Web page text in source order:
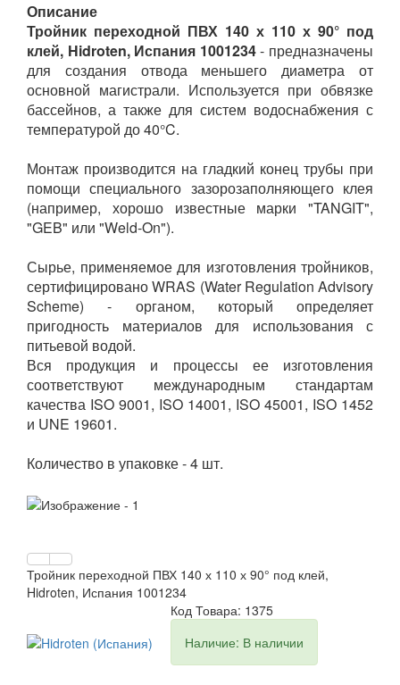
Описание
Тройник переходной ПВХ 140 х 110 х 90° под
клей, Hidroten, Испания 1001234- предназначены
для создания отвода меньшего диаметра от
основной магистрали. Используется при обвязке
бассейнов, а также для систем водоснабжения с
температурой до 40°C.
Монтаж производится на гладкий конец трубы при
помощи специального зазорозаполняющего клея
(например, хорошо известные марки "TANGIT",
"GEB" или "Weld-On").
Сырье, применяемое для изготовления тройников,
сертифицировано WRAS (Water Regulation Advisory
Scheme) - органом, который определяет
пригодность материалов для использования с
питьевой водой.
Вся продукция и процессы ее изготовления
соответствуют международным стандартам
качества ISO 9001, ISO 14001, ISO 45001, ISO 1452
и UNE 19601.
Количество в упаковке - 4 шт.
Тройник переходной ПВХ 140 х 110 х 90° под клей,
Hidroten, Испания 1001234
Код Товара: 1375
Наличие: В наличии